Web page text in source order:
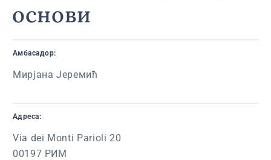
основи
Амбасадор:
Мирјана Јеремић
Адреса:
Via dei Monti Parioli 20
00197 РИМ